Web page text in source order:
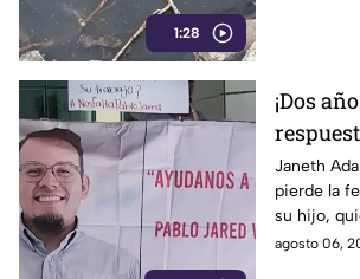
1:28
¡Dos
Pablo
la
Janeth
pierde la
su hijo,
última vez
agosto 06,